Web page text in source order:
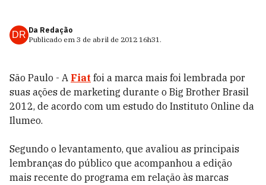
DR Da Redação
Publicado em 3 de abril de 2012 16h31.
São Paulo - A Fiat foi a marca mais foi lembrada por
suas ações de marketing durante o Big Brother Brasil
2012, de acordo com um estudo do Instituto Online da
Ilumeo.
Segundo o levantamento, que avaliou as principais
lembranças do público que acompanhou a edição
mais recente do programa em relação às marcas